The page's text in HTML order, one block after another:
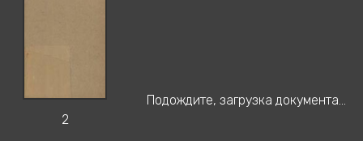
2
Подождите, загрузка документа...